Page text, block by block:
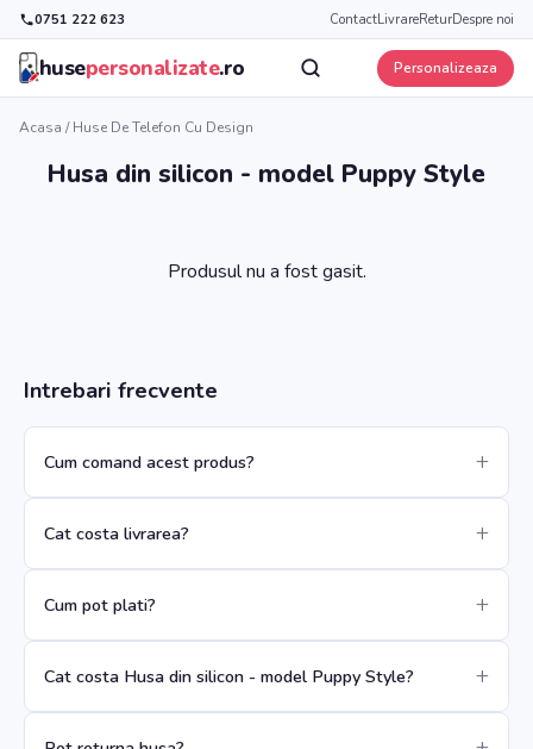
0751 222 623 ContactLivrareReturDespre noi
husepersonalizate.ro Personalizeaza
Acasa /Huse De Telefon Cu Design
Husa din silicon - model Puppy Style
Produsul nu a fost gasit.
Intrebari frecvente
Cum comand acest produs?
Cat costa livrarea?
Cum pot plati?
Cat costa Husa din silicon - model Puppy Style?